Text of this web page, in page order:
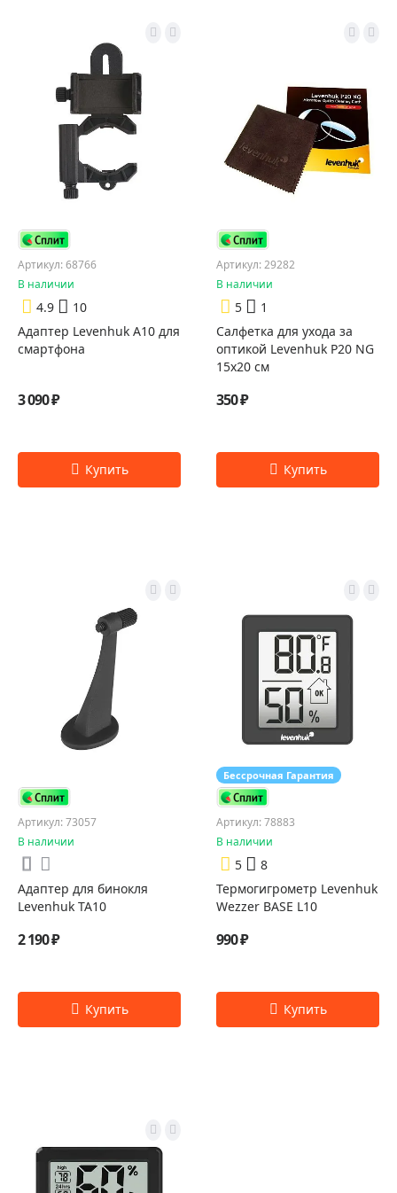
Артикул: 68766
В наличии
4.9
10
Адаптер Levenhuk A10 для
смартфона
3 090 ₽
Артикул: 29282
В наличии
5
1
Салфетка для ухода за
оптикой Levenhuk P20 NG
15x20 см
350 ₽
Артикул: 73057
В наличии
Адаптер для бинокля
Levenhuk TA10
2 190 ₽
Бессрочная Гарантия
Артикул: 78883
В наличии
5
8
Термогигрометр Levenhuk
Wezzer BASE L10
990 ₽